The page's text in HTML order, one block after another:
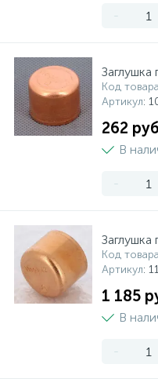
-
Заглушка
Код товара
Артикул:
262
В
-
Заглушка
Код товара
Артикул:
1 185
В
-